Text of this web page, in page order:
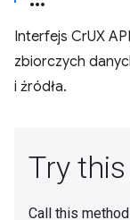
Interfejs CrUX
zbiorczych
i źródła.